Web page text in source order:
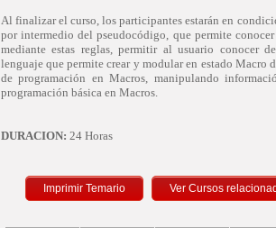
Al finalizar el curso, los participantes estarán en
por intermedio del pseudocódigo, que permite
mediante estas reglas, permitir al usuario conocer
lenguaje que permite crear y modular en estado
de programación en Macros, manipulando
programación básica en Macros.
DURACION: 24 Horas
Imprimir Temario